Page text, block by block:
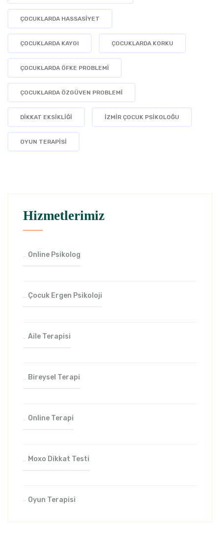
ÇOCUKLARDA HASSASIYET
ÇOCUKLARDA KAYGI ÇOCUKLARDA KORKU
ÇOCUKLARDA ÖFKE PROBLEMI
ÇOCUKLARDA ÖZGÜVEN PROBLEMI
DIKKAT EKSIKLIĞI İZMIR ÇOCUK PSIKOLOĞU
OYUN TERAPISI
Hizmetlerimiz
Online Psikolog
Çocuk Ergen Psikoloji
Aile Terapisi
Bireysel Terapi
Online Terapi
Moxo Dikkat Testi
Oyun Terapisi